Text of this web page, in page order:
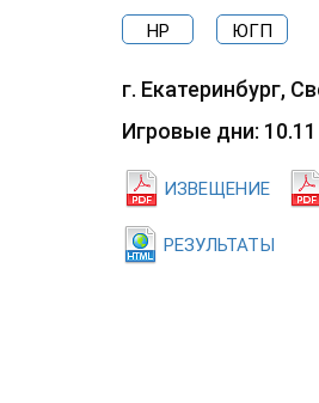
НР ЮГП
г. Екатеринбург,
Игровые дни: 10.11
ИЗВЕЩЕНИЕ
РЕЗУЛЬТАТЫ